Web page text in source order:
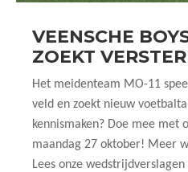
VEENSCHE
ZOEKT
Het meidenteam MO-11
veld en zoekt nieuw
kennismaken? Doe mee met
maandag 27 oktober! Meer
Lees onze wedstrijdverslagen